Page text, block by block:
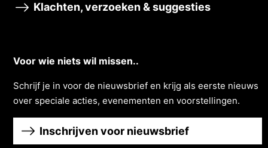
Klachten, verzoeken & suggesties
Voor wie niets wil missen..
Schrĳf je in voor de nieuwsbrief en krĳg als eerste nieuws
over speciale acties, evenementen en voorstellingen.
Inschrijven voor nieuwsbrief